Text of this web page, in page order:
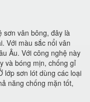
sơn vân bông, đây là
Với màu sắc nổi vân
Âu. Với công nghệ này
và bóng mịn, chống gỉ
lớp sơn lót dùng các loại
năng chống mặn tốt,